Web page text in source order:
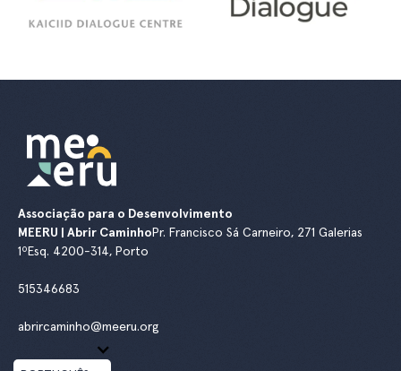
Associação para o Desenvolvimento
MEERU | Abrir Caminho Pr. Francisco Sá Carneiro, 271 Galerias
1ºEsq. 4200-314, Porto
515346683
abrircaminho@meeru.org